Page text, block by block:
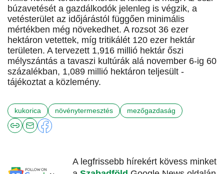
búzavetését a gazdálkodók jelenleg is végzik, a
vetésterület az időjárástól függően minimális
mértékben még növekedhet. A rozsot 36 ezer
hektáron vetettek, míg tritikálét 120 ezer hektár
területen. A tervezett 1,916 millió hektár őszi
mélyszántás a tavaszi kultúrák alá november 6-ig 60
százalékban, 1,089 millió hektáron teljesült -
tájékoztat a közlemény.
kukorica növénytermesztés mezőgazdaság
A legfrissebb hírekért kövess minket